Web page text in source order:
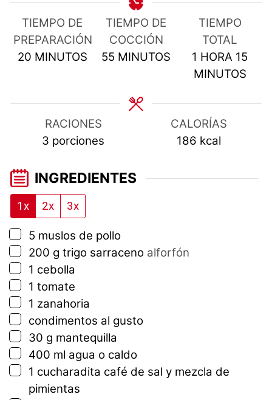
TIEMPO DE
PREPARACIÓN
20MINUTOS
MINUTOS
TIEMPO DE
COCCIÓN
55 MINUTOS
MINUTOS
TIEMPO
TOTAL
1 HORA
HORA 15
MINUTOS
RACIONES
3 porciones
CALORÍAS
186 kcal
INGREDIENTES
1x 2x 3x
▢
5 muslos de pollo
▢
200 g trigo sarraceno alforfón
▢
1 cebolla
▢
1 tomate
▢
1 zanahoria
▢
condimentos al gusto
▢
30 g mantequilla
▢
400 ml agua o caldo
▢
1 cucharadita café de sal y mezcla de
pimientas